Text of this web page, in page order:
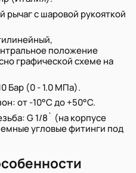
рычаг с шаровой рукояткой
положение
графической схеме на
Бар (0 - 1.0 МПа).
от -10°C до +50°C.
G 1/8` (на корпусе
угловые фитинги под